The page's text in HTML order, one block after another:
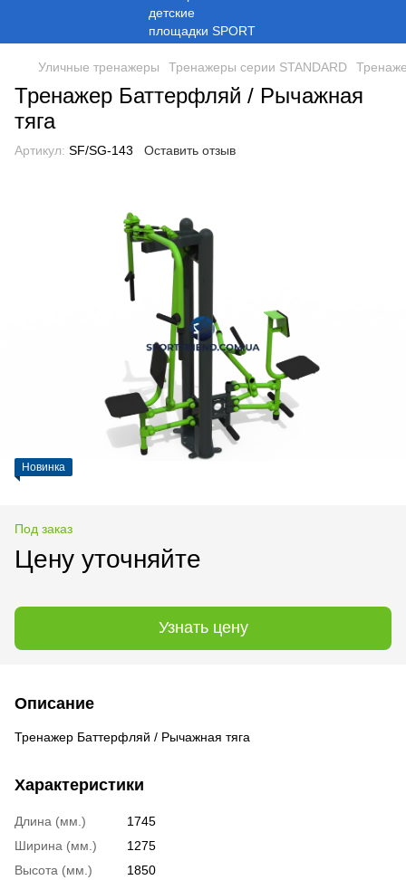
Уличные тренажеры Тренажеры серии STANDARD
Тренажер Баттерфляй / Рычажная
тяга
Артикул: SF/SG-143 Оставить отзыв
Новинка
Под заказ
Цену уточняйте
Узнать цену
Описание
Тренажер Баттерфляй / Рычажная тяга
Характеристики
Длина (мм.)
1745
Ширина (мм.)
1275
Высота (мм.)
1850